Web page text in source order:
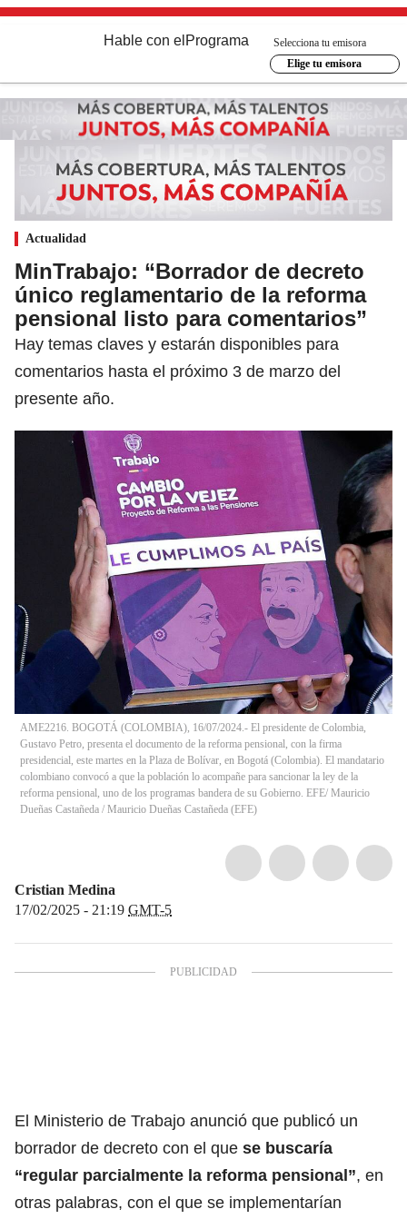
Hable con el Programa
Selecciona tu emisora
Elige tu emisora
Actualidad
MinTrabajo: “Borrador de decreto
único reglamentario de la reforma
pensional listo para comentarios”
Hay temas claves y estarán disponibles para
comentarios hasta el próximo 3 de marzo del
presente año.
AME2216. BOGOTÁ (COLOMBIA), 16/07/2024.- El presidente de Colombia,
Gustavo Petro, presenta el documento de la reforma pensional, con la firma
presidencial, este martes en la Plaza de Bolívar, en Bogotá (Colombia). El mandatario
colombiano convocó a que la población lo acompañe para sancionar la ley de la
reforma pensional, uno de los programas bandera de su Gobierno. EFE/ Mauricio
Dueñas Castañeda / Mauricio Dueñas Castañeda (EFE)
Cristian Medina
17/02/2025 - 21:19 GMT-5
El Ministerio de Trabajo anunció que publicó un
borrador de decreto con el que se buscaría
“regular parcialmente la reforma pensional”, en
otras palabras, con el que se implementarían